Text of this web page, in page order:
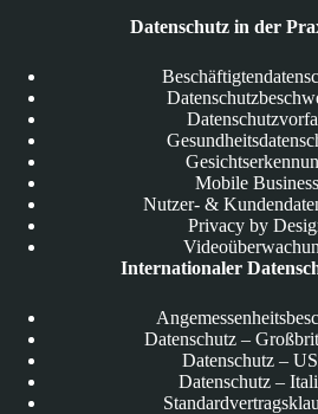
Datenschutz in der
Mobile Business
Nutzer- &
Privacy by
Internationaler
Datenschutz –
Datenschutz –
Datenschutz –